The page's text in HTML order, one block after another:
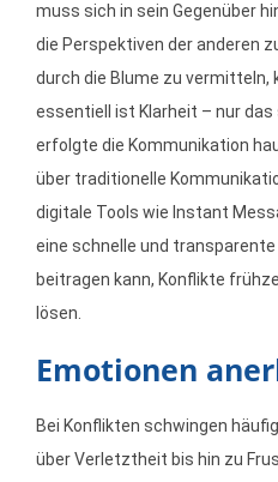
muss sich in sein Gegenüber
die Perspektiven der anderen
durch die Blume zu vermitteln,
essentiell ist Klarheit – nur
erfolgte die Kommunikation
über traditionelle
digitale Tools wie Instant
eine schnelle und
beitragen kann, Konflikte
lösen.
Emotionen
Bei Konflikten schwingen
über Verletztheit bis hin zu